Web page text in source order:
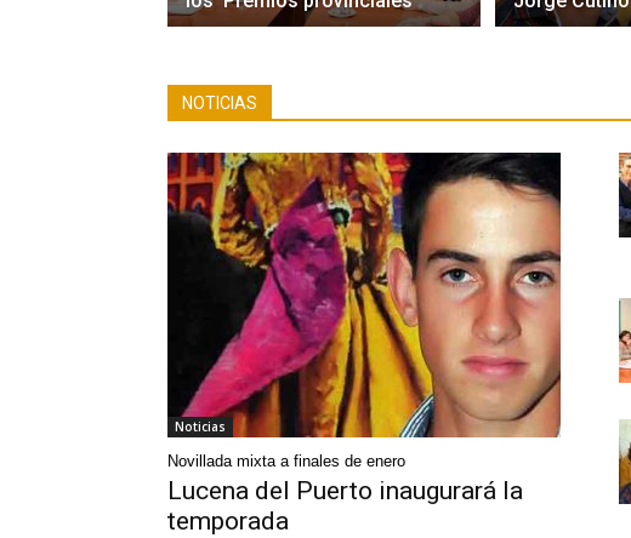
NOTICIAS
Noticias
Novillada mixta a finales de enero
Lucena del Puerto inaugurará la
temporada